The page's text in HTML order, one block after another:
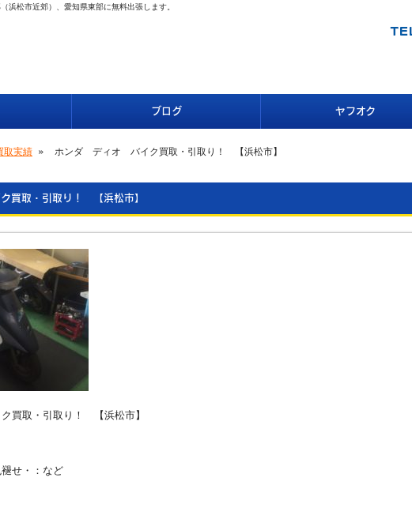
浜松市近郊）、愛知県東部に無料出張します。
ブログ ヤフオク
取実績 » ￼ホンダ ディオ バイク買取・引取り！ 【浜松市】
取・引取り！ 【浜松市】
買取・引取り！ 【浜松市】
褪せ・：など